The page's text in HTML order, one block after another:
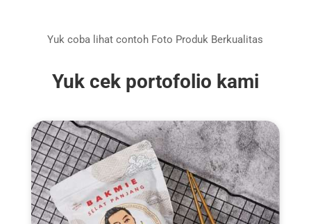
Yuk coba lihat contoh Foto Produk Berkualitas
Yuk cek portofolio kami